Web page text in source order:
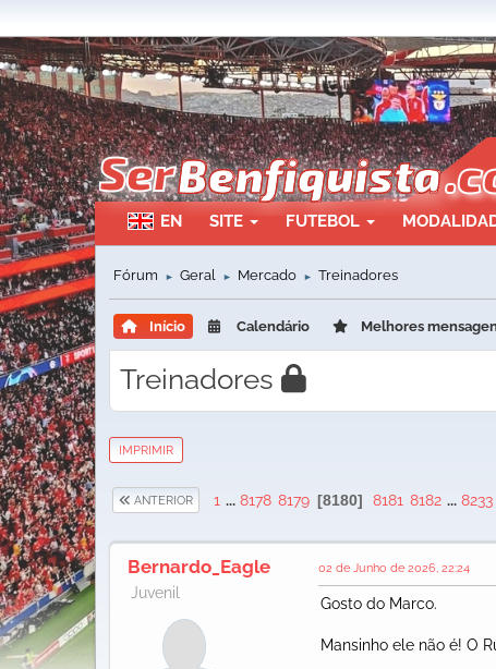
EN SITE FUTEBOL
Fórum ► Geral ► Mercado ► Treinadores
Início Calendário Melhores
Treinadores
IMPRIMIR
ANTERIOR 1 ... 8178 8179 8180 8181 8182 ... 8233
Bernardo_Eagle
Juvenil
02 de Junho de 2026, 22:24
Gosto do Marco.
Mansinho ele não é! O